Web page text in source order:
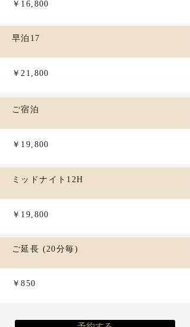
￥16,800
早泊17
￥21,800
ご宿泊
￥19,800
ミッドナイト12H
￥19,800
ご延長 (20分毎)
￥850